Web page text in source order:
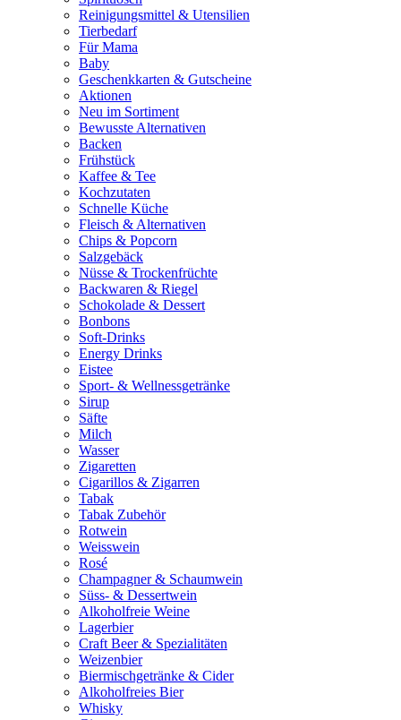
Reinigungsmittel & Utensilien
Tierbedarf
Für Mama
Baby
Geschenkkarten & Gutscheine
Aktionen
Neu im Sortiment
Bewusste Alternativen
Backen
Frühstück
Kaffee & Tee
Kochzutaten
Schnelle Küche
Fleisch & Alternativen
Chips & Popcorn
Salzgebäck
Nüsse & Trockenfrüchte
Backwaren & Riegel
Schokolade & Dessert
Bonbons
Soft-Drinks
Energy Drinks
Eistee
Sport- & Wellnessgetränke
Sirup
Säfte
Milch
Wasser
Zigaretten
Cigarillos & Zigarren
Tabak
Tabak Zubehör
Rotwein
Weisswein
Rosé
Champagner & Schaumwein
Süss- & Dessertwein
Alkoholfreie Weine
Lagerbier
Craft Beer & Spezialitäten
Weizenbier
Biermischgetränke & Cider
Alkoholfreies Bier
Whisky